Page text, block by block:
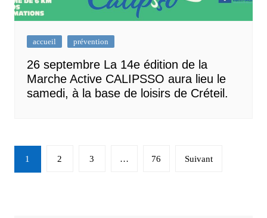
accueil prévention
26 septembre La 14e édition de la
Marche Active CALIPSSO aura lieu le
samedi, à la base de loisirs de Créteil.
Navigation
des
1 2 3 … 76 Suivant